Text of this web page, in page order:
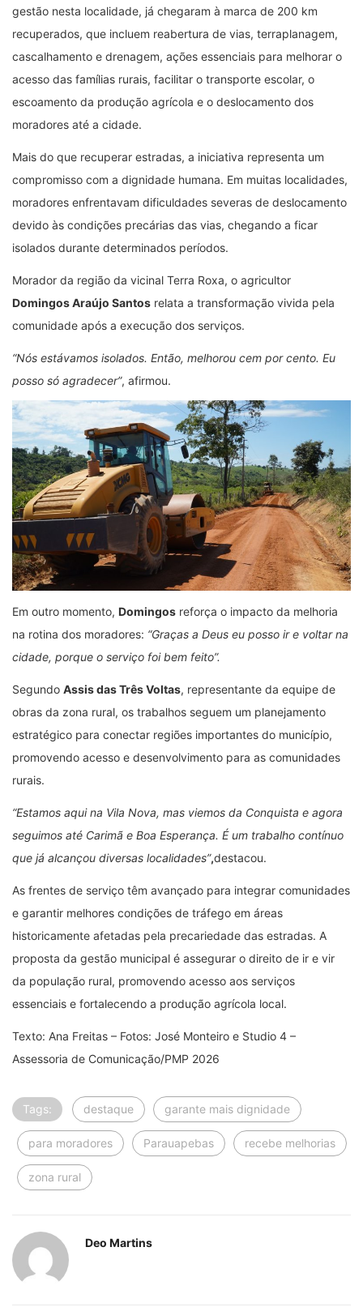
gestão nesta localidade, já chegaram à marca de 200 km
recuperados, que incluem reabertura de vias, terraplanagem,
cascalhamento e drenagem, ações essenciais para melhorar o
acesso das famílias rurais, facilitar o transporte escolar, o
escoamento da produção agrícola e o deslocamento dos
moradores até a cidade.
Mais do que recuperar estradas, a iniciativa representa um
compromisso com a dignidade humana. Em muitas localidades,
moradores enfrentavam dificuldades severas de deslocamento
devido às condições precárias das vias, chegando a ficar
isolados durante determinados períodos.
Morador da região da vicinal Terra Roxa, o agricultor
Domingos Araújo Santos relata a transformação vivida pela
comunidade após a execução dos serviços.
“Nós estávamos isolados. Então, melhorou cem por cento. Eu
posso só agradecer”, afirmou.
Em outro momento, Domingos reforça o impacto da melhoria
na rotina dos moradores: “Graças a Deus eu posso ir e voltar na
cidade, porque o serviço foi bem feito”.
Segundo Assis das Três Voltas, representante da equipe de
obras da zona rural, os trabalhos seguem um planejamento
estratégico para conectar regiões importantes do município,
promovendo acesso e desenvolvimento para as comunidades
rurais.
“Estamos aqui na Vila Nova, mas viemos da Conquista e agora
seguimos até Carimã e Boa Esperança. É um trabalho contínuo
que já alcançou diversas localidades”,destacou.
As frentes de serviço têm avançado para integrar comunidades
e garantir melhores condições de tráfego em áreas
historicamente afetadas pela precariedade das estradas. A
proposta da gestão municipal é assegurar o direito de ir e vir
da população rural, promovendo acesso aos serviços
essenciais e fortalecendo a produção agrícola local.
Texto: Ana Freitas – Fotos: José Monteiro e Studio 4 –
Assessoria de Comunicação/PMP 2026
Tags: destaque garante mais dignidade
para moradores Parauapebas recebe melhorias
zona rural
Deo Martins